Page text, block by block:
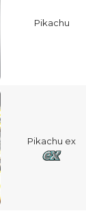
Pikachu
Pikachu ex